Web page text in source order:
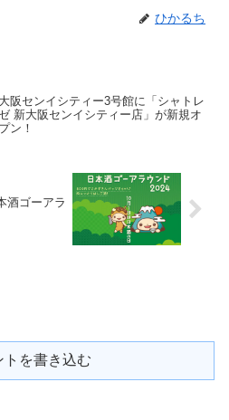
ひかるち
阪センイシティー3号館に「シャトレ
新大阪センイシティー店」が新規オ
ン！
酒ゴーアラ
トを書き込む